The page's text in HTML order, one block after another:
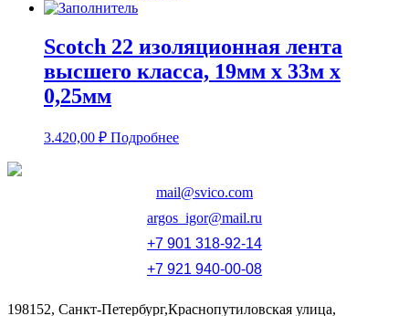
Scotch 22 изоляционная лента
высшего класса, 19мм х 33м х
0,25мм
3.420,00 ₽ Подробнее
mail@svico.com
argos_igor@mail.ru
+7 901 318-92-14
+7 921 940-00-08
198152, Санкт-Петербург,Краснопутиловская улица,